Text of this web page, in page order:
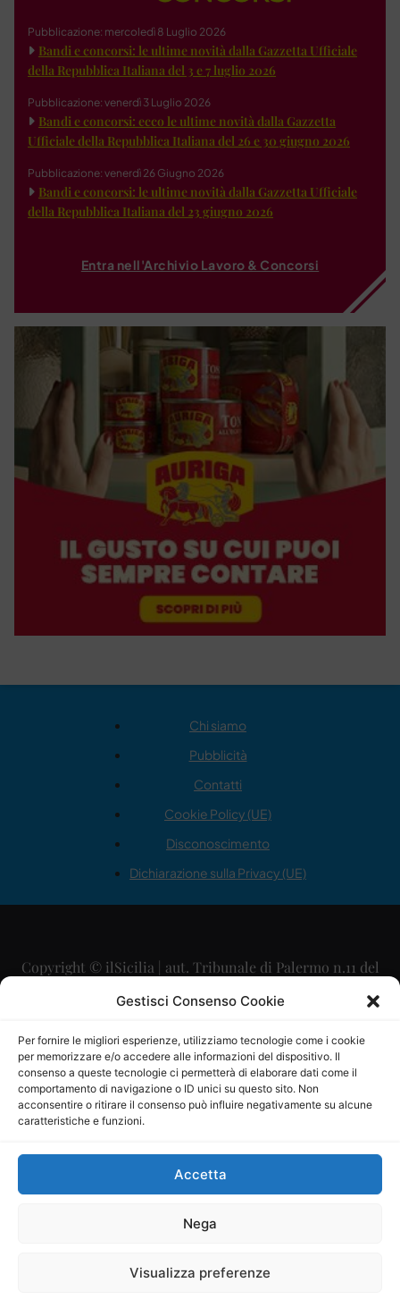
Gestisci Consenso Cookie
Per fornire le migliori esperienze, utilizziamo tecnologie come i cookie
per memorizzare e/o accedere alle informazioni del dispositivo. Il
consenso a queste tecnologie ci permetterà di elaborare dati come il
comportamento di navigazione o ID unici su questo sito. Non
acconsentire o ritirare il consenso può influire negativamente su alcune
caratteristiche e funzioni.
Accetta
Nega
Visualizza preferenze
Pubblicazione: mercoledì 8 Luglio 2026
Bandi e concorsi: le ultime novità dalla Gazzetta Ufficiale
della Repubblica Italiana del 3 e 7 luglio 2026
Pubblicazione: venerdì 3 Luglio 2026
Bandi e concorsi: ecco le ultime novità dalla Gazzetta
Ufficiale della Repubblica Italiana del 26 e 30 giugno 2026
Pubblicazione: venerdì 26 Giugno 2026
Bandi e concorsi: le ultime novità dalla Gazzetta Ufficiale
della Repubblica Italiana del 23 giugno 2026
Entra nell'Archivio Lavoro & Concorsi
Chi siamo
Pubblicità
Contatti
Cookie Policy (UE)
Disconoscimento
Dichiarazione sulla Privacy (UE)
Copyright © ilSicilia | aut. Tribunale di Palermo n.11 del
29/09/2015
Direttore Editoriale: Maurizio Scaglione
Direttore Responsabile: Maria Calabrese
P.IVA: 06334930820
Mercurio Comunicazione Società Cooperativa a r.l. è
iscritta al Registro degli Operatori di Comunicazione al
Sito gestito daLa Digitale srl–info@ladigitale.it